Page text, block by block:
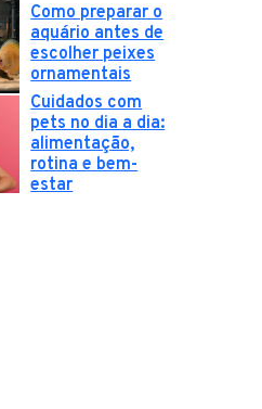
Como preparar o
aquário antes de
escolher peixes
ornamentais
Cuidados com
pets no dia a dia:
alimentação,
rotina e bem-
estar